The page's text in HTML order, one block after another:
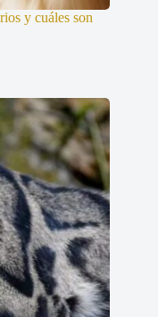
y cuáles son